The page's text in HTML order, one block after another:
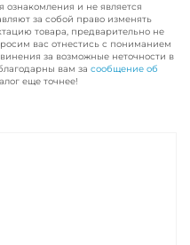
и не является
за собой право изменять
товара, предварительно не
вас отнестись с пониманием
за возможные неточности в
вам за сообщение об
еще точнее!